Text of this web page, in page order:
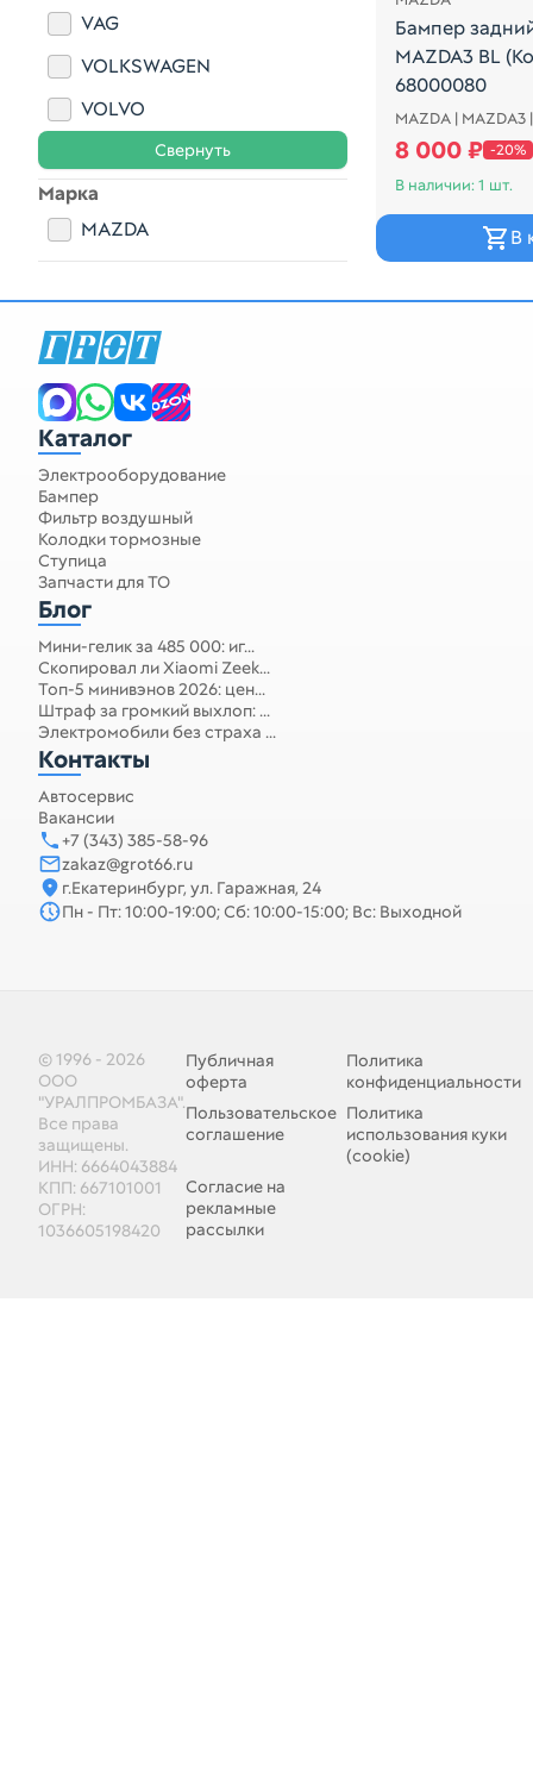
VAG
VOLKSWAGEN
VOLVO
Свернуть
Марка
MAZDA
Бампер
MAZDA3 BL
68000080
2010 / ХЭТЧ /
MAZDA | MAZDA3
8 000 ₽ -20%
В наличии: 1 шт.
В
Каталог
Электрооборудование
Бампер
Фильтр воздушный
Колодки тормозные
Ступица
Запчасти для ТО
Блог
Мини-гелик за 485 000: иг...
Скопировал ли Xiaomi Zeek...
Топ-5 минивэнов 2026: цен...
Штраф за громкий выхлоп: ...
Электромобили без страха ...
Контакты
Автосервис
Вакансии
+7 (343) 385-58-96
zakaz@grot66.ru
г.Екатеринбург, ул. Гаражная, 24
Пн - Пт: 10:00-19:00; Сб: 10:00-15:00; Вс: Выходной
© 1996 - 2026
ООО
"УРАЛПРОМБАЗА".
Все права
защищены.
ИНН: 6664043884
КПП: 667101001
ОГРН:
1036605198420
Публичная
оферта
Политика
конфиденциальности
Пользовательское
соглашение
Политика
использования куки
(cookie)
Согласие на
рекламные
рассылки